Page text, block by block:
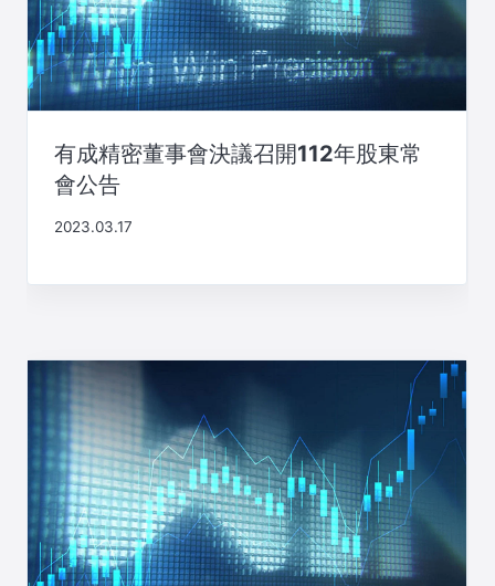
有成精密董事會決議召開112年股東常
會公告
2023.03.17